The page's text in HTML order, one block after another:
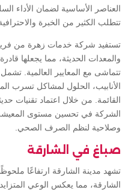
العناصر الأساسية لضمان الأداء
تتطلب الكثير من الخبرة
تستفيد شركة خدمات زهرة من
والمعدات الحديثة، مما يجعلها
تتماشى مع المعايير العالمية.
الأنابيب، الحلول لمشاكل تسرب
القائمة. من خلال اعتماد تقنيات
الشركة في تحسين مستوى
وصلاحية لنظم الصرف الصحي.
صباغ في الشارقة
تشهد مدينة الشارقة ارتفاعًا
الشارقة، مما يعكس الوعي المتزايد